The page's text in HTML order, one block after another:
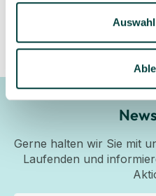
Gerne halten wir Sie mit
Laufenden und